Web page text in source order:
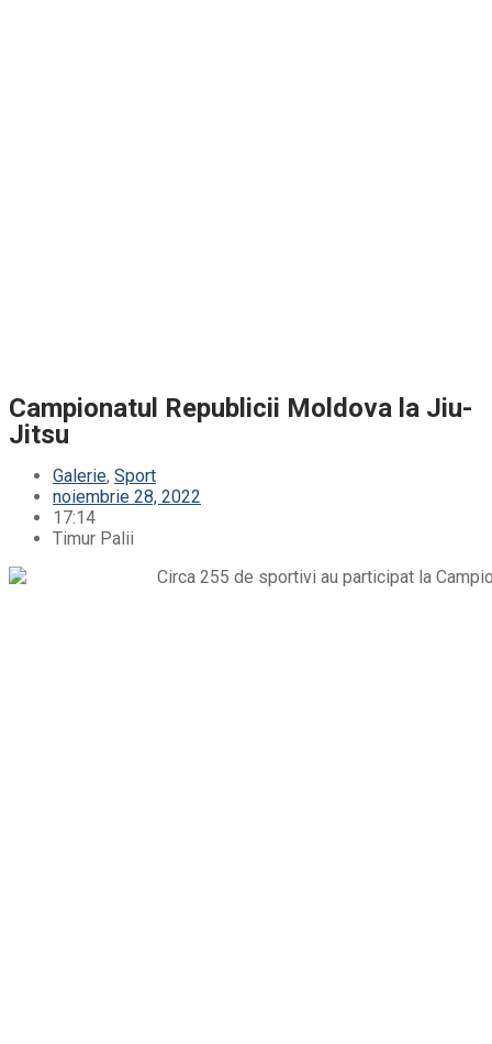
Campionatul Republicii Moldova la Jiu-
Jitsu
Galerie, Sport
noiembrie 28, 2022
17:14
Timur Palii